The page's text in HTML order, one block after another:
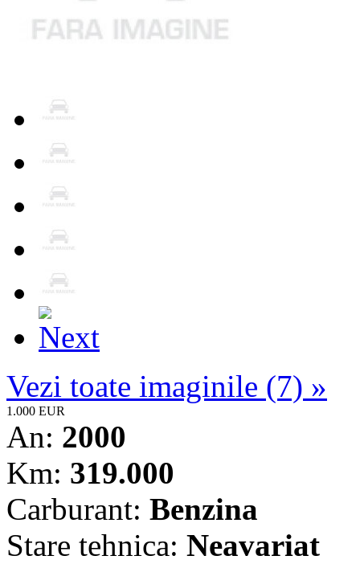
Vezi toate imaginile (7) »
1.000 EUR
An: 2000
Km: 319.000
Carburant: Benzina
Stare tehnica: Neavariat